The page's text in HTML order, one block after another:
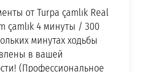
от Turpa çamlık Real
çamlık 4 минуты / 300
минутах ходьбы
в вашей
(Профессиональное